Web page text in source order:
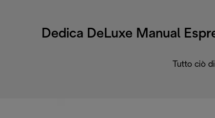
Dedica DeLuxe Manual
Tutto ciò